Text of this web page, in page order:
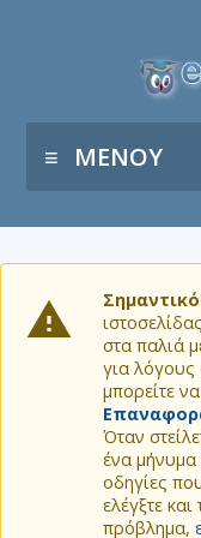
ΜΕΝΟΥ
στα παλιά
για λόγους
μπορείτε
Όταν
ένα μήνυμα
οδηγίες
ελέγξτε
πρόβλημα,